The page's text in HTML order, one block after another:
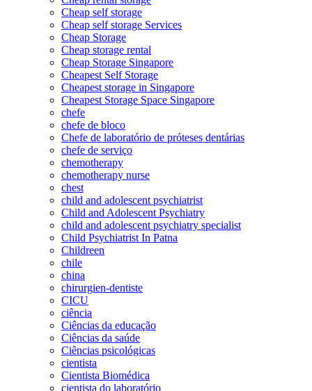
Cheap self storage
Cheap self storage Services
Cheap Storage
Cheap storage rental
Cheap Storage Singapore
Cheapest Self Storage
Cheapest storage in Singapore
Cheapest Storage Space Singapore
chefe
chefe de bloco
Chefe de laboratório de próteses dentárias
chefe de serviço
chemotherapy
chemotherapy nurse
chest
child and adolescent psychiatrist
Child and Adolescent Psychiatry
child and adolescent psychiatry specialist
Child Psychiatrist In Patna
Childreen
chile
china
chirurgien-dentiste
CICU
ciência
Ciências da educação
Ciências da saúde
Ciências psicológicas
cientista
Cientista Biomédica
cientista do laboratório